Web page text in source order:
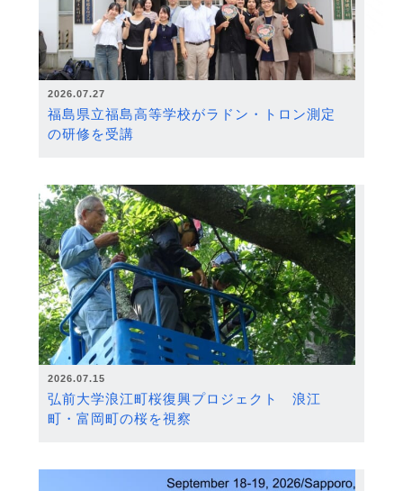
2026.07.27
福島県立福島高等学校がラドン・トロン測定
の研修を受講
2026.07.15
弘前大学浪江町桜復興プロジェクト 浪江
町・富岡町の桜を視察